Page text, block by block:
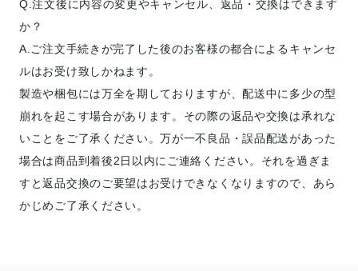
Q.注文後に内容の変更やキャンセル、返品・交換はできます
か？
A.ご注文手続きが完了した後のお客様の都合によるキャンセ
ルはお受け致しかねます。
製造や梱包には万全を期しておりますが、配送中に多少の型
崩れを起こす場合があります。その際の返品や交換は承れな
いことをご了承ください。万が一不良品・誤品配送があった
場合は商品到着後2日以内にご連絡ください。それを過ぎま
すと返品交換のご要望はお受けできなくなりますので、あら
かじめご了承ください。